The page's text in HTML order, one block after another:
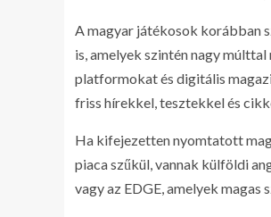
A magyar játékosok korábban
is, amelyek szintén nagy
platformokat és digitális
friss hírekkel, tesztekkel és
Ha kifejezetten nyomtatott
piaca szűkül, vannak külföldi
vagy az EDGE, amelyek